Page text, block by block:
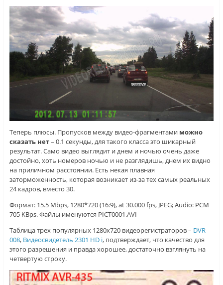
Теперь плюсы. Пропусков между видео-фрагментами можно
сказать нет– 0.1 секунды, для такого класса это шикарный
результат. Само видео выглядит и днем и ночью очень даже
достойно, хоть номеров ночью и не разглядишь, днем их видно
на приличном расстоянии. Есть некая плавная
заторможенность, которая возникает из-за тех самых реальных
24 кадров, вместо 30.
Формат: 15.5 Mbps, 1280*720 (16:9), at 30.000 fps, JPEG; Audio: PCM
705 KBps. Файлы именуются PICT0001.AVI
Таблица трех популярных 1280х720 видеорегистраторов – DVR
008, Видеосвидетель 2301 HD i, подтверждает, что качество для
этого разрешения и правда хорошее, достаточно взглянуть на
четвертую строку.